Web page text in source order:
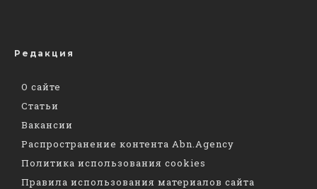
Редакция
О сайте
Статьи
Вакансии
Распространение контента Abn.Agency
Политика использования cookies
Правила использования материалов сайта